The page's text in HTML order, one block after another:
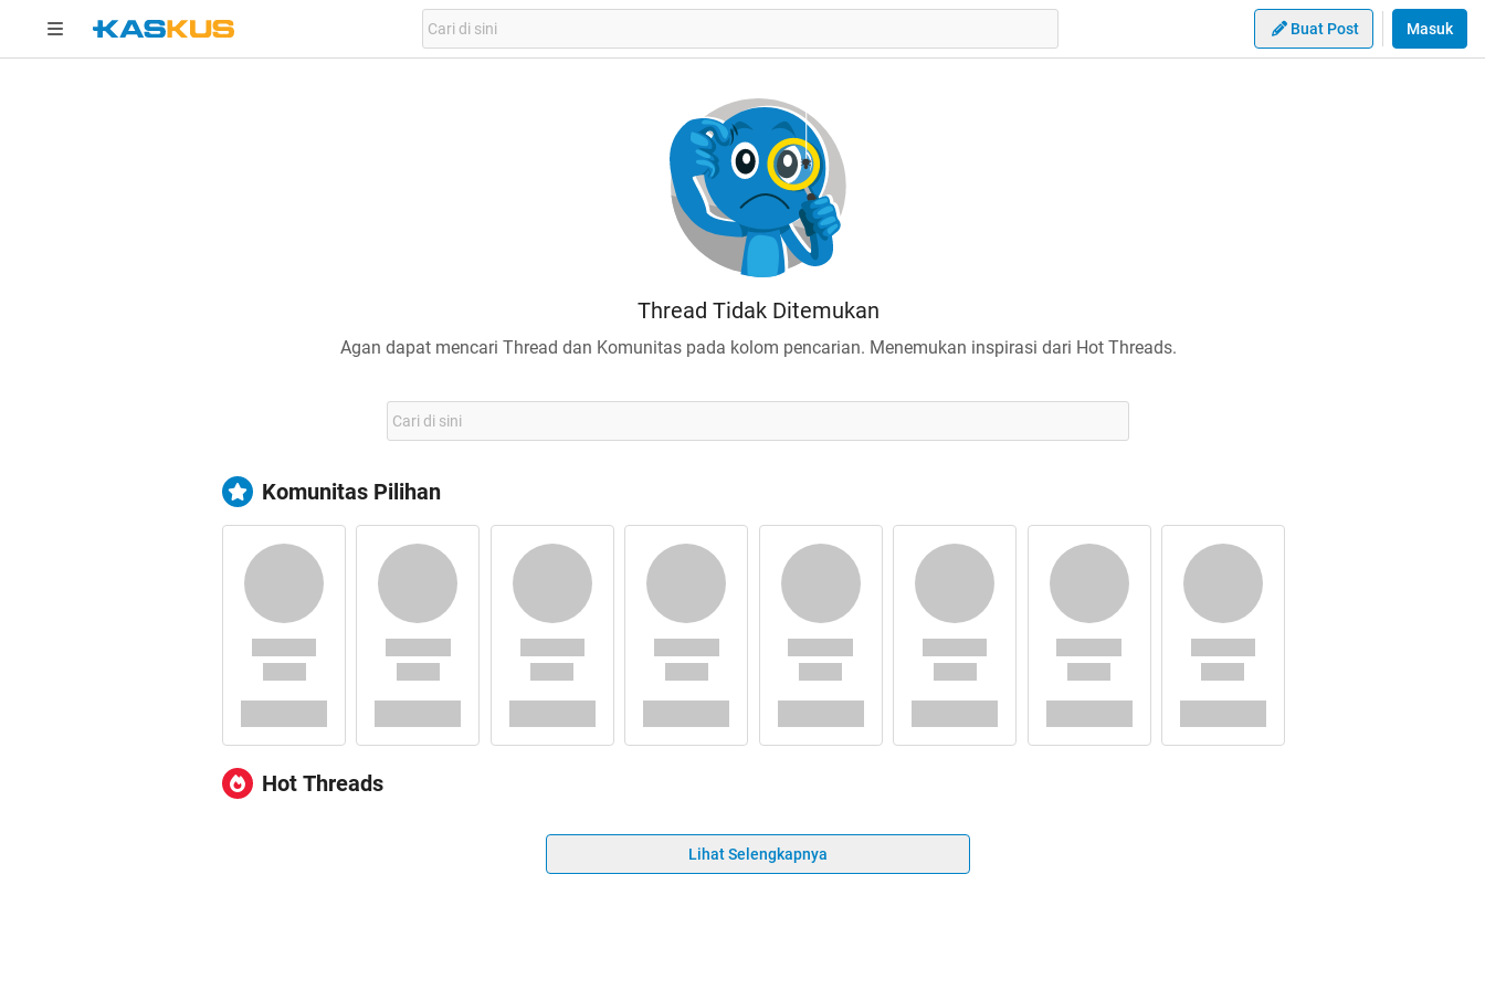
Buat Post Masuk
Thread Tidak Ditemukan
Agan dapat mencari Thread dan Komunitas pada kolom pencarian. Menemukan inspirasi dari Hot Threads.
Komunitas Pilihan
Hot Threads
Lihat Selengkapnya